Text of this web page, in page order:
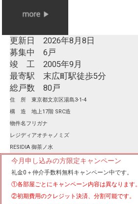
更新日 2026年8月8日
募集中 6戸
竣 工 2005年9月
最寄駅 末広町駅徒歩5分
総戸数 80戸
住 所 東京都文京区湯島3-1-4
構 造 地上17階 SRC造
物件名フリガナ
レジディアオチャノミズ
RESIDIA 御茶ノ水
今月申し込みの方限定キャンペーン
礼金0 ＋ 仲介手数料無料キャンペーン中です。
①各部屋ごとにキャンペーン内容は異なります。
②初期費用のクレジット決済、分割可能です。